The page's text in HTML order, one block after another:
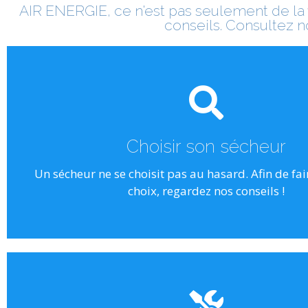
AIR ENERGIE, ce n'est pas seulement de
conseils. Consultez
Choisir son sécheur
Un sécheur ne se choisit pas au hasard. Afin de
choix, regardez nos conseils !
Un choix important
En effet, afin d'avoir un air de la meilleure
le sécheur doit-être parfaitement adapté.
conseils !
Cliquez ici
Cliquez ici